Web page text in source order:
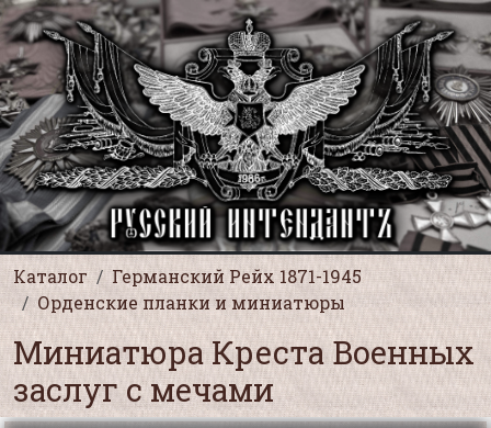
Каталог
Германский Рейх 1871-1945
Орденские планки и миниатюры
Миниатюра Креста Военных
заслуг с мечами